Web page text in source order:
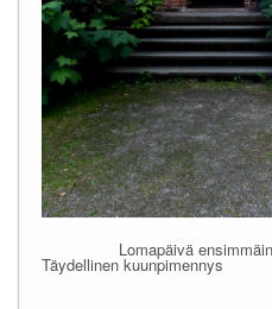
Lomapäivä
Täydellinen kuunpimennys